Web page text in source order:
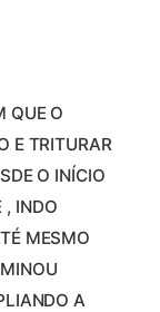
QUE O
E TRITURAR
O INÍCIO
, INDO
MESMO
A